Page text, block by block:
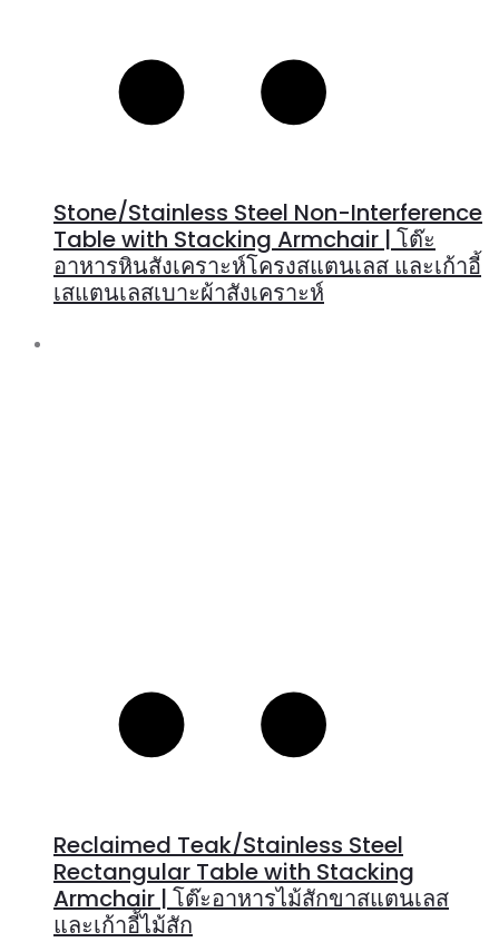
Stone/Stainless Steel Non-Interference
Table with Stacking Armchair | โต๊ะ
อาหารหินสังเคราะห์โครงสแตนเลส และเก้าอี้
เสแตนเลสเบาะผ้าสังเคราะห์
Reclaimed Teak/Stainless Steel
Rectangular Table with Stacking
Armchair | โต๊ะอาหารไม้สักขาสแตนเลส
และเก้าอี้ไม้สัก